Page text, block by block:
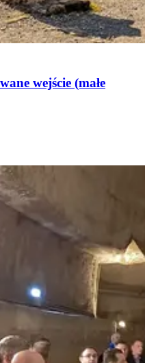
wejście (małe